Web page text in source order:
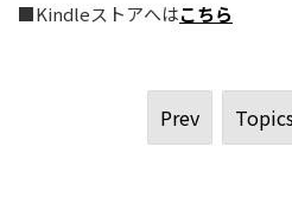
■Kindleストアへはこちら
Prev Topics